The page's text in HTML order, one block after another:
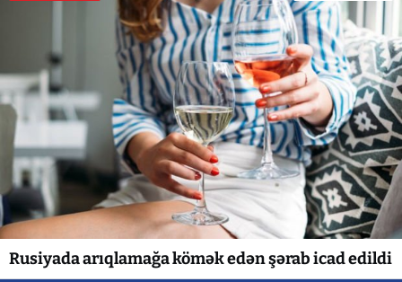
Rusiyada arıqlamağa kömək edən şərab icad edildi